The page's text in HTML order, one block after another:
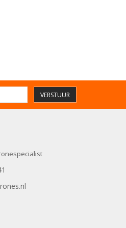
VERSTUUR